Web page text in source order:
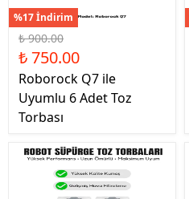
%17 İndirim
₺ 900.00
₺ 750.00
Roborock Q7 ile
Uyumlu 6 Adet Toz
Torbası